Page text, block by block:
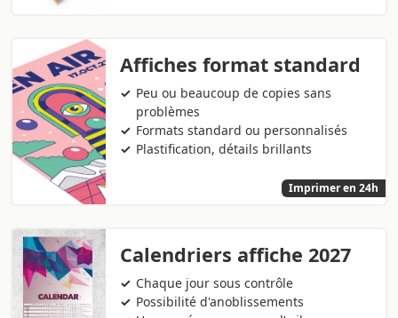
Affiches format standard
Peu ou beaucoup de copies sans
problèmes
Formats standard ou personnalisés
Plastification, détails brillants
Imprimer en 24h
Calendriers affiche 2027
Chaque jour sous contrôle
Possibilité d'anoblissements